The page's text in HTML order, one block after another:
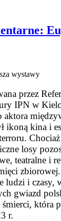
wystawy
przez
IPN w
aktora
ikoną kina i
losy
teatralne i
ludzi i czasy,
gwiazd
która
r.